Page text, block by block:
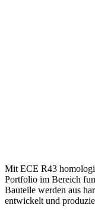
Mit ECE R43
Portfolio im Bereich
Bauteile werden aus
entwickelt und